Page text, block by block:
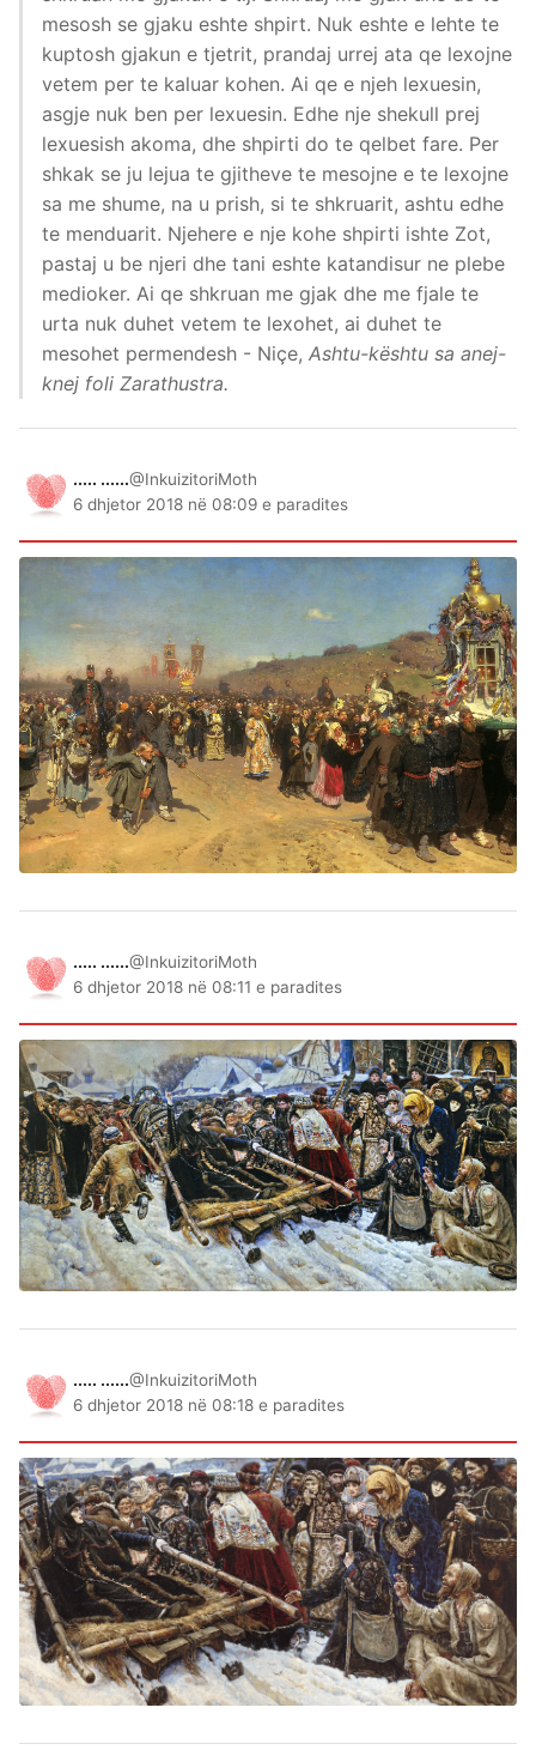
mesosh se gjaku eshte shpirt. Nuk eshte e lehte te
kuptosh gjakun e tjetrit, prandaj urrej ata qe lexojne
vetem per te kaluar kohen. Ai qe e njeh lexuesin,
asgje nuk ben per lexuesin. Edhe nje shekull prej
lexuesish akoma, dhe shpirti do te qelbet fare. Per
shkak se ju lejua te gjitheve te mesojne e te lexojne
sa me shume, na u prish, si te shkruarit, ashtu edhe
te menduarit. Njehere e nje kohe shpirti ishte Zot,
pastaj u be njeri dhe tani eshte katandisur ne plebe
medioker. Ai qe shkruan me gjak dhe me fjale te
urta nuk duhet vetem te lexohet, ai duhet te
mesohet permendesh - Niçe, Ashtu-kështu sa anej-
knej foli Zarathustra.
..... ......@InkuizitoriMoth
6 dhjetor 2018 në 08:09 e paradites
..... ......@InkuizitoriMoth
6 dhjetor 2018 në 08:11 e paradites
..... ......@InkuizitoriMoth
6 dhjetor 2018 në 08:18 e paradites